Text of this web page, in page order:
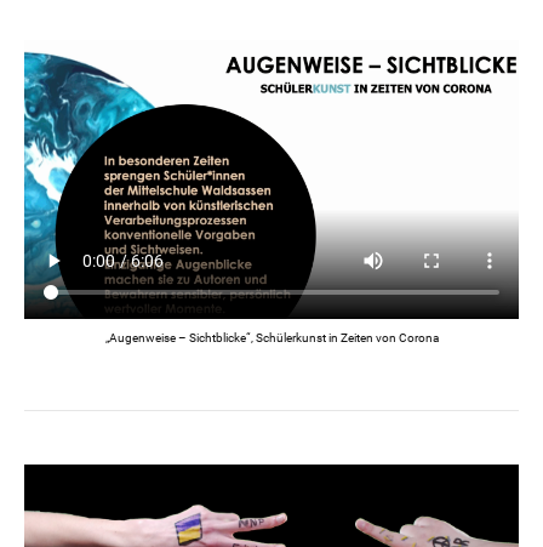
„Augenweise – Sichtblicke“, Schülerkunst in Zeiten von Corona